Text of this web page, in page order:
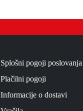
Splošni pogoji poslovanja
Plačilni pogoji
Informacije o dostavi